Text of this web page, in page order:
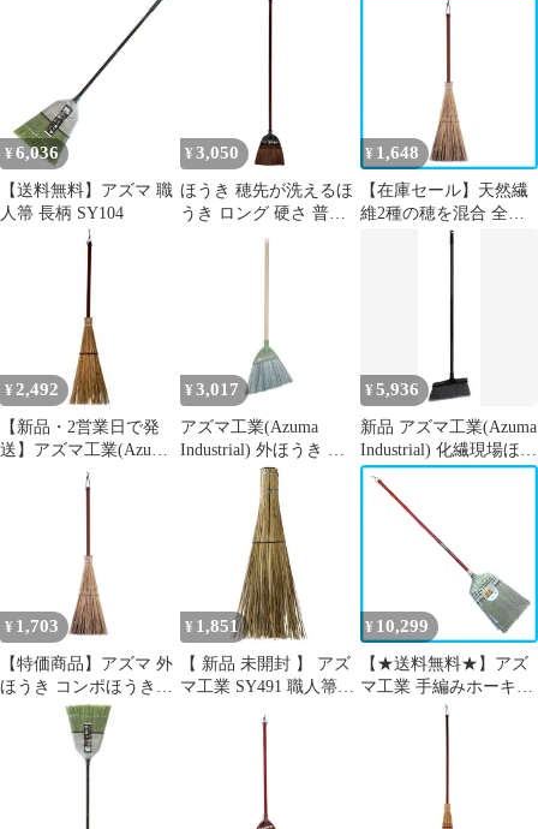
分解可能 ヤシの葉脈 硬
め 小石 柄取れる 分解
掃き掃除 掃除用品 手ぼ
うき 庭 ホウキ 外掃除
花壇の掃き掃除に 名匠
¥ 6,036
【送料無料】アズマ 職
人箒 長柄 SY104
¥ 3,050
ほうき 穂先が洗えるほ
うき ロング 硬さ 普通
（ ホウキ 箒 屋外 室外
玄関掃除 清掃グッズ 清
掃道具 )
¥ 1,648
【在庫セール】天然繊
維2種の穂を混合 全長
82cm 適度な弾力で掃き
¥ 2,492
【新品・2営業日で発
送】アズマ工業(Azuma
Industrial) 名匠161 庭園
ほうき 短柄
¥ 3,017
アズマ工業(Azuma
Industrial) 外ほうき コ
ンポ化繊ほうき短柄 穂
幅:約24cm 全長:約75cm
太さの違う2種類の化繊
ホーキ。水に強くて耐
久性。 混穂176
¥5,936
新品 アズマ工業(Azuma
Industrial) 化繊現場ほう
きビッグ長柄 現場ほう
き 箒 化学繊維 水に強
い 屋外 ほうき 凹凸に
入り込んだゴミをかき
出す 先割れ加工 コンク
リート アスファルト 庭
幅35cm 長さ139cm
¥ 1,703
【特価商品】アズマ 外
ほうき コンポほうき短
柄 穂幅23cm 全長82cm
天然繊維2種の穂を混合
適度な弾力で掃きやす
¥ 1,851
【 新品 未開封 】 アズ
マ工業 SY491 職人箒
¥ 10,299
【★送料無料★】アズ
マ工業 手編みホーキ特
撰 長柄 ほうき草を使用
した座敷ほうき しなや
幅30cm AZ111